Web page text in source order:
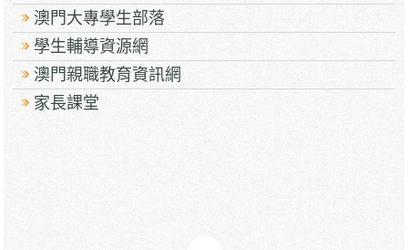
澳門大專學生部落
學生輔導資源網
澳門親職教育資訊網
家長課堂